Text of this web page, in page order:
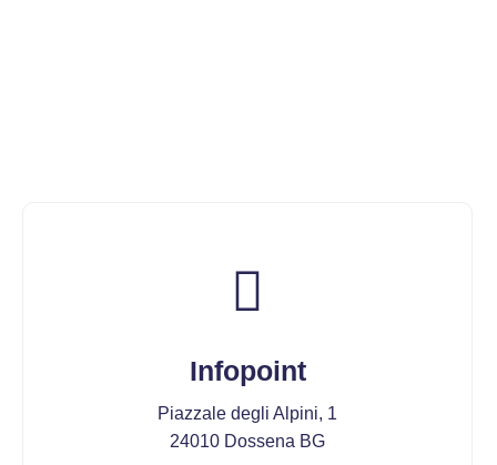
Infopoint
Piazzale degli Alpini, 1
24010 Dossena BG